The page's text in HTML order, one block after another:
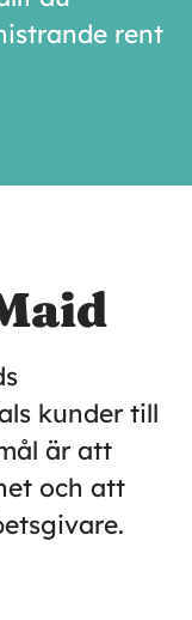
rent
kunder till
är att
och att